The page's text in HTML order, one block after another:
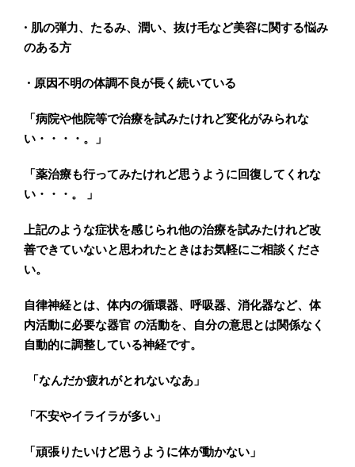
• 肌の弾力、たるみ、潤い、抜け毛など美容に関する悩み
のある方
• 原因不明の体調不良が長く続いている
「病院や他院等で治療を試みたけれど変化がみられな
い・・・・。」
「薬治療も行ってみたけれど思うように回復してくれな
い・・・。 」
上記のような症状を感じられ他の治療を試みたけれど改
善できていないと思われたときはお気軽にご相談くださ
い。
自律神経とは、体内の循環器、呼吸器、消化器など、体
内活動に必要な器官 の活動を、自分の意思とは関係なく
自動的に調整している神経です。
「なんだか疲れがとれないなあ」
「不安やイライラが多い」
「頑張りたいけど思うように体が動かない」